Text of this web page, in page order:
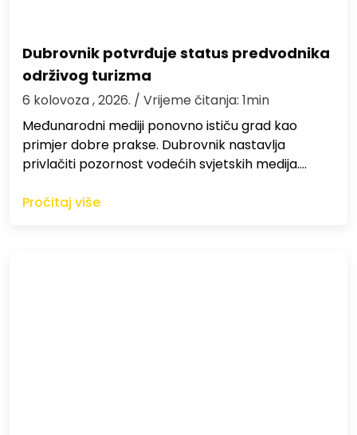
Dubrovnik potvrđuje status predvodnika
održivog turizma
6 kolovoza , 2026. / Vrijeme čitanja: 1min
Međunarodni mediji ponovno ističu grad kao
primjer dobre prakse. Dubrovnik nastavlja
privlačiti pozornost vodećih svjetskih medija.…
Pročitaj više